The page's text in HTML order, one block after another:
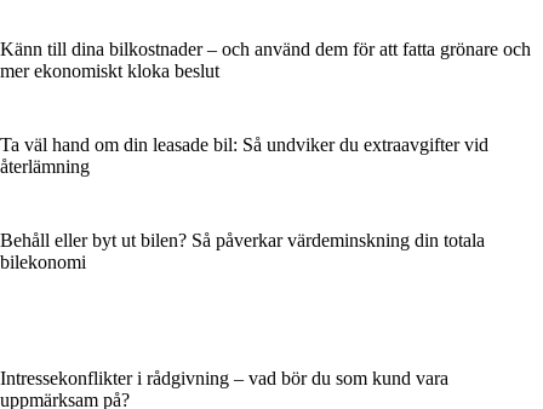
Känn till dina bilkostnader – och använd dem för att fatta grönare och
mer ekonomiskt kloka beslut
Ta väl hand om din leasade bil: Så undviker du extraavgifter vid
återlämning
Behåll eller byt ut bilen? Så påverkar värdeminskning din totala
bilekonomi
Intressekonflikter i rådgivning – vad bör du som kund vara
uppmärksam på?